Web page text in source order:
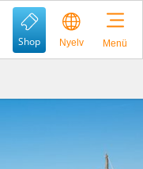
Shop Nyelv Menü